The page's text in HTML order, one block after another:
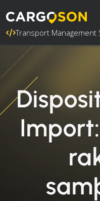
Transport Management